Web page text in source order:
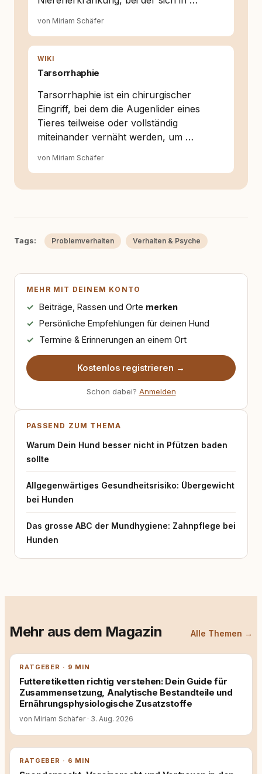
von Miriam Schäfer
WIKI
Tarsorrhaphie
Tarsorrhaphie ist ein chirurgischer
Eingriff, bei dem die Augenlider eines
Tieres teilweise oder vollständig
miteinander vernäht werden, um …
von Miriam Schäfer
Tags: Problemverhalten Verhalten & Psyche
MEHR MIT DEINEM KONTO
Beiträge, Rassen und Orte merken
Persönliche Empfehlungen für deinen Hund
Termine & Erinnerungen an einem Ort
Kostenlos registrieren →
Schon dabei? Anmelden
PASSEND ZUM THEMA
Warum Dein Hund besser nicht in Pfützen baden
sollte
Allgegenwärtiges Gesundheitsrisiko: Übergewicht
bei Hunden
Das grosse ABC der Mundhygiene: Zahnpflege bei
Hunden
Mehr aus dem Magazin Alle Themen →
RATGEBER · 9 MIN
Futteretiketten richtig verstehen: Dein Guide für
Zusammensetzung, Analytische Bestandteile und
Ernährungsphysiologische Zusatzstoffe
von Miriam Schäfer · 3. Aug. 2026
RATGEBER · 6 MIN